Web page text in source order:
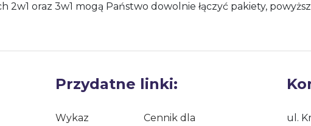
oraz 3w1 mogą Państwo dowolnie łączyć pakiety,
Przydatne linki:
Wykaz
Cennik dla
ul.